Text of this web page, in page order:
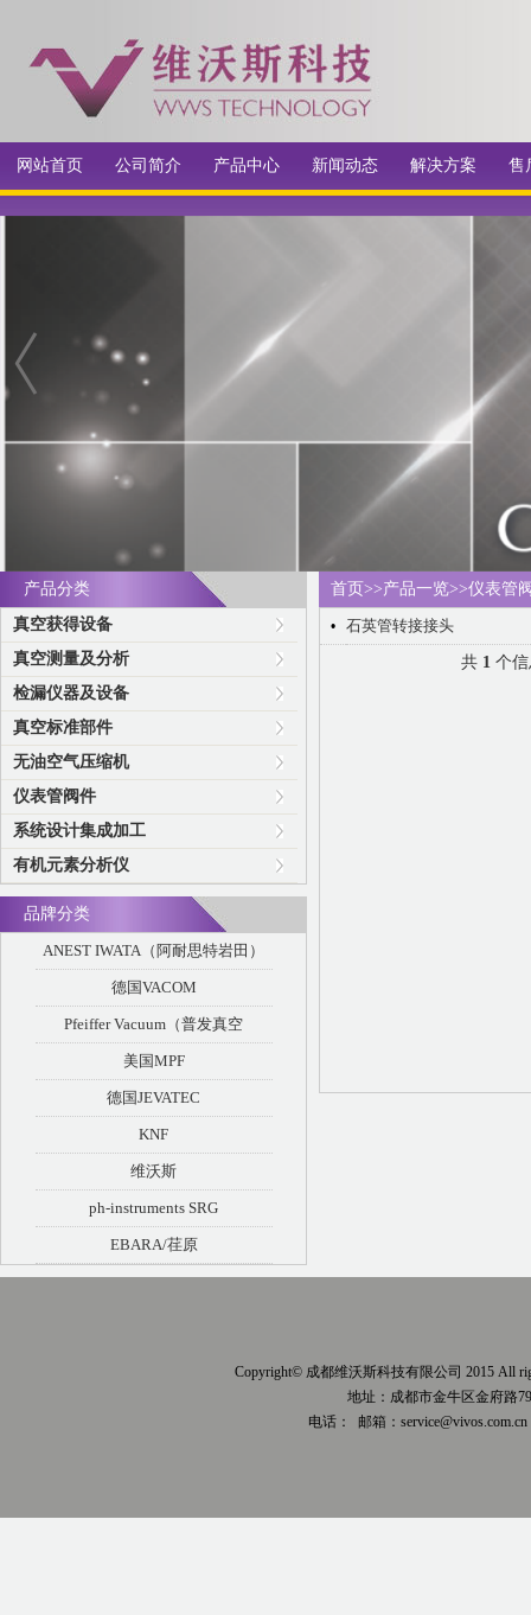
网站首页 公司简介 产品中心 新闻动态 解决方案 售
产品分类
真空获得设备
真空测量及分析
检漏仪器及设备
真空标准部件
无油空气压缩机
仪表管阀件
系统设计集成加工
有机元素分析仪
品牌分类
ANEST IWATA（阿耐思特岩田）
德国VACOM
Pfeiffer Vacuum（普发真空
美国MPF
德国JEVATEC
KNF
维沃斯
ph-instruments SRG
EBARA/荏原
首页 >>产品一览>>仪表管
• 石英管转接接头
共 1个信
Copyright© 成都维沃斯科技有限公司 2015 All
地址：成都市金牛区金府路
电话：
邮箱：